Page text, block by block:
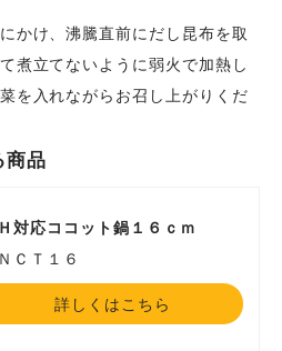
かけ、沸騰直前にだし昆布を取
煮立てないように弱火で加熱し
を入れながらお召し上がりくだ
商品
対応ココット鍋１６ｃｍ
ＣＴ１６
詳しくはこちら